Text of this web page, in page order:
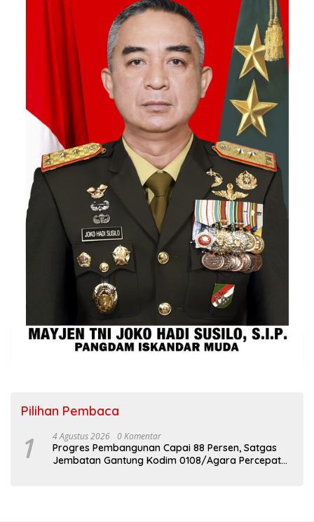
Pilihan Pembaca
1 4 Agustus 2026 0 Komentar
Progres Pembangunan Capai 88 Persen, Satgas
Jembatan Gantung Kodim 0108/Agara Percepat